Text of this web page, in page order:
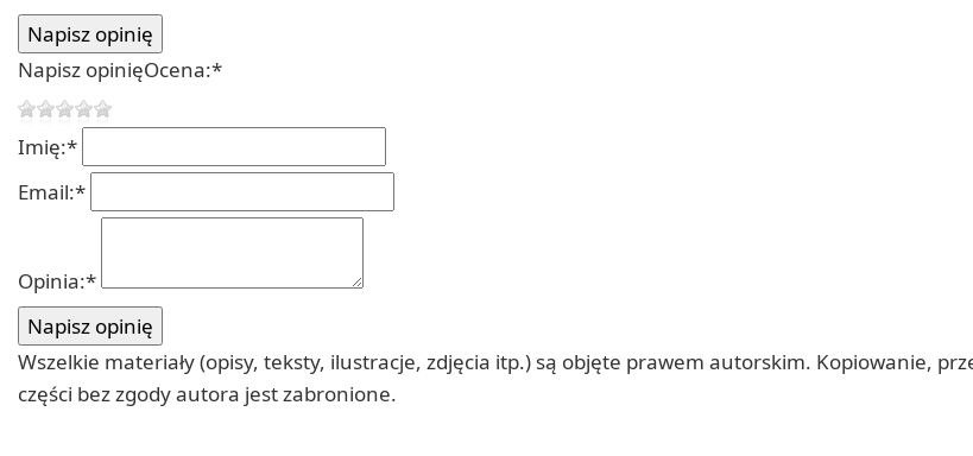
Napisz opinięOcena:*
Imię:*
Email:*
Opinia:*
Wszelkie materiały (opisy, teksty, ilustracje, zdjęcia itp.) są objęte prawem autorskim. Kopiowanie,
części bez zgody autora jest zabronione.